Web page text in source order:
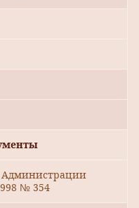
Администрации
№ 354